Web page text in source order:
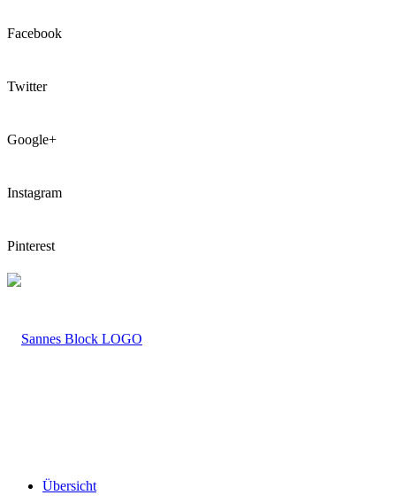
Facebook
Twitter
Google+
Instagram
Pinterest
LOGO
Übersicht